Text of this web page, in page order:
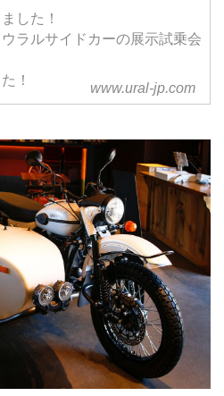
した！
ラルサイドカーの展示試乗会
！
www.ural-jp.com